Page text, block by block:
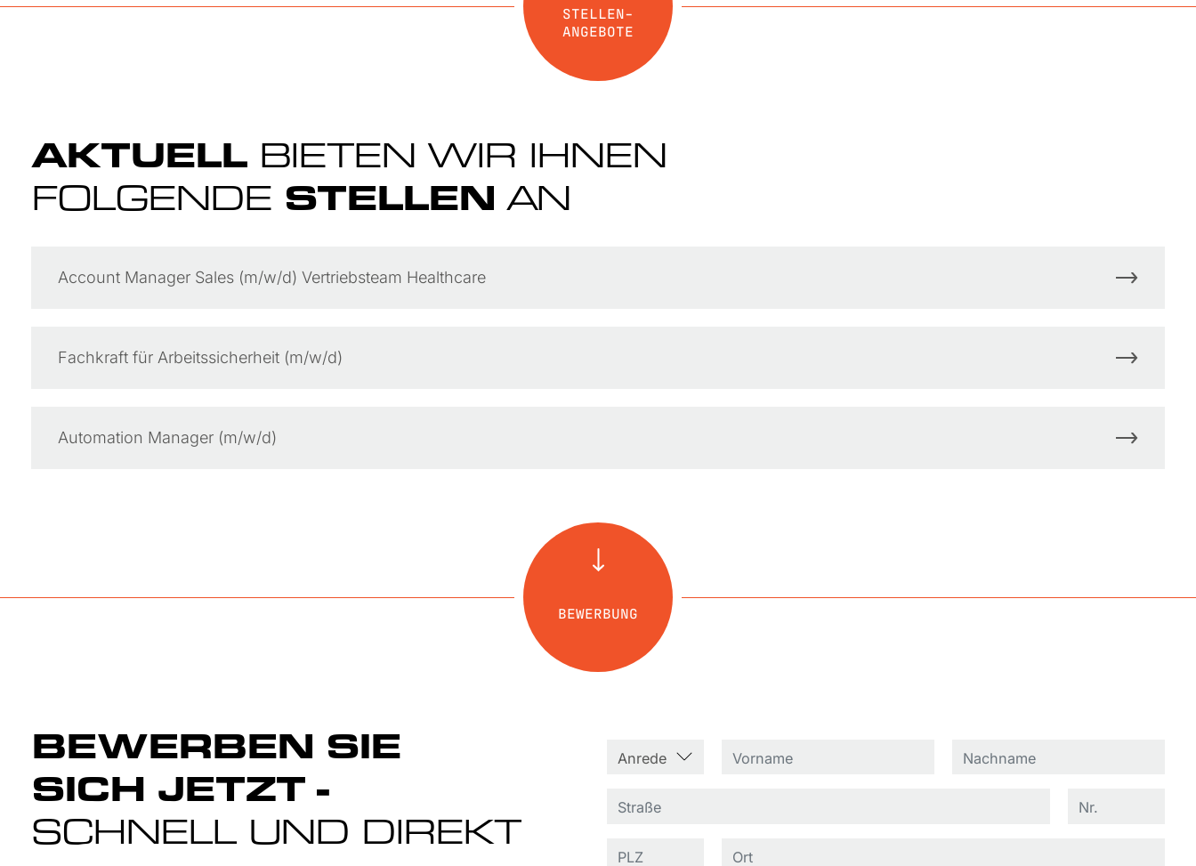
STELLEN-
ANGEBOTE
AKTUELLBIETEN WIR IHNEN
FOLGENDE STELLEN AN
Account Manager Sales (m/w/d) Vertriebsteam Healthcare
Fachkraft für Arbeitssicherheit (m/w/d)
Automation Manager (m/w/d)
BEWERBUNG
BEWERBEN SIE
SICH JETZT -
SCHNELL UND DIREKT